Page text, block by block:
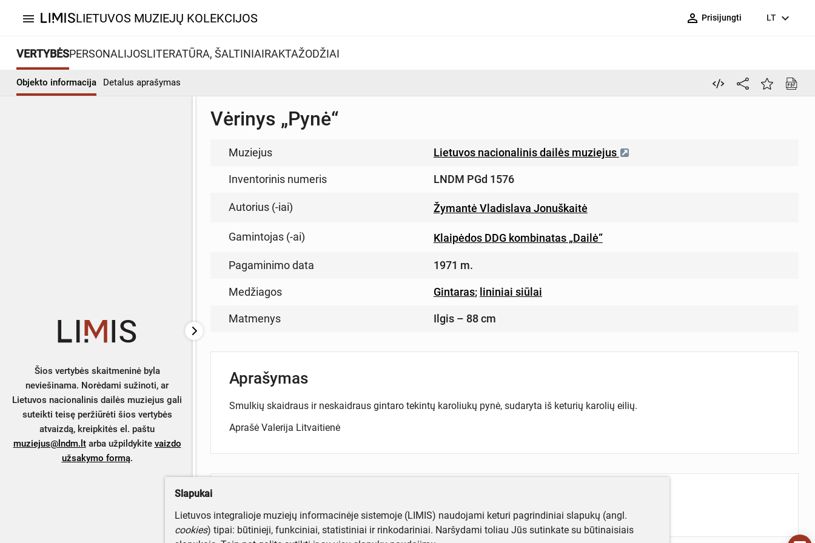
menu LIETUVOS MUZIEJŲ KOLEKCIJOS person_outline Prisijungti LT expand_more
VERTYBĖSPERSONALIJOSLITERATŪRA, ŠALTINIAIRAKTAŽODŽIAI
Objekto informacija Detalus aprašymas
Šios vertybės skaitmeninė byla
neviešinama. Norėdami sužinoti, ar
Lietuvos nacionalinis dailės muziejus gali
suteikti teisę peržiūrėti šios vertybės
atvaizdą, kreipkitės el. paštu
muziejus@lndm.ltarba užpildykite vaizdo
užsakymo formą.
Vėrinys „Pynė“
Muziejus Lietuvos nacionalinis dailės muziejus
Inventorinis numeris LNDM PGd 1576
Autorius (-iai) Žymantė Vladislava Jonuškaitė
Gamintojas (-ai) Klaipėdos DDG kombinatas „Dailė“
Pagaminimo data 1971 m.
Medžiagos Gintaras; lininiai siūlai
Matmenys Ilgis – 88 cm
Aprašymas
Smulkių skaidraus ir neskaidraus gintaro tekintų karoliukų pynė, sudaryta iš keturių karolių eilių.
Aprašė Valerija Litvaitienė
Parašykite mums!
Slapukai
Lietuvos integralioje muziejų informacinėje sistemoje (LIMIS) naudojami keturi pagrindiniai slapukų (angl.
cookies) tipai: būtinieji, funkciniai, statistiniai ir rinkodariniai. Naršydami toliau Jūs sutinkate su būtinaisiais